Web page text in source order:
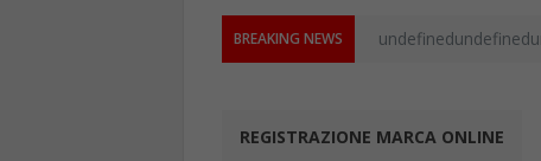
BREAKING NEWS
REGISTRAZIONE MARCA ONLINE